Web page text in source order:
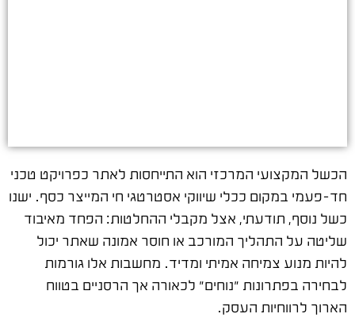
הכשל המקצועי המרכזי הוא התייחסות לאתר כפרויקט טכני
חד-פעמי במקום ככלי שיווקי אסטרטגי חי המייצר כסף. ישנו
כשל נוסף, תודעתי, אצל מקבלי ההחלטות: הפחד מאיבוד
שליטה על התהליך המורכב או חוסר אמונה שאתר יכול
להיות מנוע צמיחה אמיתי ומדיד. מחשבות אלו גורמות
לבחירה בפתרונות "נוחים" לכאורה אך הרסניים בטווח
הארוך לרווחיות העסק.